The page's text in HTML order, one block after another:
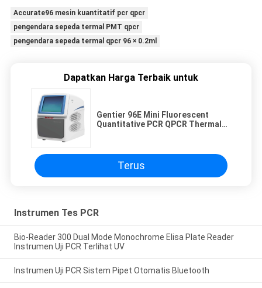
Accurate96 mesin kuantitatif pcr qpcr
pengendara sepeda termal PMT qpcr
pengendara sepeda termal qpcr 96 × 0.2ml
Dapatkan Harga Terbaik untuk
Gentier 96E Mini Fluorescent
Quantitative PCR QPCR Thermal
Terus
Instrumen Tes PCR
Bio-Reader 300 Dual Mode Monochrome Elisa Plate Reader
Instrumen Uji PCR Terlihat UV
Instrumen Uji PCR Sistem Pipet Otomatis Bluetooth